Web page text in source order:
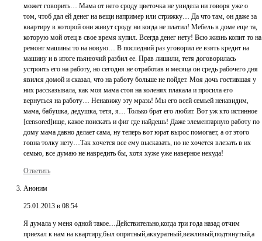
может говорить… Мама от него сроду цветочка не увидела ни говоря уже о
том, чтоб дал ей денег на вещи например или стрижку… Да что там, он даже за
квартиру в которой они живут сроду ни когда не платил! Мебель в доме еще та,
которую мой отец в свое время купил. Всегда денег нету! Всю жизнь копит то на
ремонт машины то на новую… В последний раз уговорил ее взять кредит на
машину и в итоге пьянючий разбил ее. Прав лишили, тетя договорилась
устроить его на работу, но сегодня не отработав и месяца он средь рабочего дня
явился домой и сказал, что на работу больше не пойдет. Моя дочь гостившая у
них рассказывала, как моя мама стоя на коленях плакала и просила его
вернуться на работу… Ненавижу эту мразь! Мы его всей семьей ненавидим,
мама, бабушка, дедушка, тетя, я… Только брат его любит. Вот уж кто истинное
[censored]ище, какое поискать и фиг где найдешь! Даже элементарную работу по
дому мама давно делает сама, ну теперь вот юрат вырос помогает, а от этого
говна толку нету…Так хочется все ему высказать, но не хочется влезать в их
семью, все думаю не навредить бы, хотя хуже уже наверное некуда!
Ответить
Аноним
25.01.2013 в 08:54
Я думала у меня одной такое…Действительно,когда три года назад отчим
приехал к нам на квартиру,был опрятный,аккуратный,вежливый,подтянутый,а